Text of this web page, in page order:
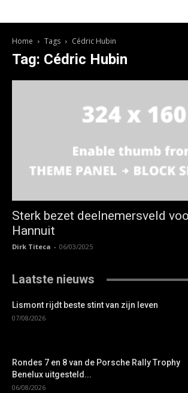
Home Tags Cédric Hubin
Tag: Cédric Hubin
Sterk bezet deelnemersveld
Hannuit
Dirk Titeca - 06/03/2025
Laatste nieuws
Lismont rijdt beste stint van zijn leven
07/08/2026
Rondes 7 en 8 van de Porsche Rally Trophy
Benelux uitgesteld...
06/08/2026